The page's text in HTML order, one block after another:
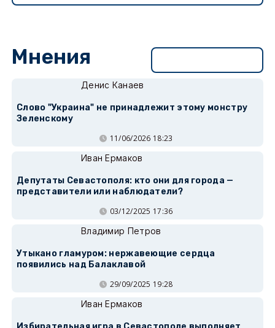
Мнения
Денис Канаев
Слово "Украина" не принадлежит этому монстру
Зеленскому
11/06/2026 18:23
Иван Ермаков
Депутаты Севастополя: кто они для города —
представители или наблюдатели?
03/12/2025 17:36
Владимир Петров
Утыкано гламуром: нержавеющие сердца
появились над Балаклавой
29/09/2025 19:28
Иван Ермаков